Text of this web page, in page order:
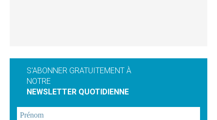
S'ABONNER GRATUITEMENT À
NOTRE
NEWSLETTER QUOTIDIENNE